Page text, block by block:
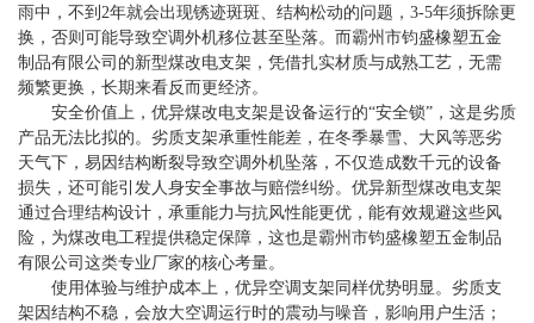
雨中，不到2年就会出现锈迹斑斑、结构松动的问题，3-5年须拆除更
换，否则可能导致空调外机移位甚至坠落。而霸州市钧盛橡塑五金
制品有限公司的新型煤改电支架，凭借扎实材质与成熟工艺，无需
频繁更换，长期来看反而更经济。
安全价值上，优异煤改电支架是设备运行的“安全锁”，这是劣质
产品无法比拟的。劣质支架承重性能差，在冬季暴雪、大风等恶劣
天气下，易因结构断裂导致空调外机坠落，不仅造成数千元的设备
损失，还可能引发人身安全事故与赔偿纠纷。优异新型煤改电支架
通过合理结构设计，承重能力与抗风性能更优，能有效规避这些风
险，为煤改电工程提供稳定保障，这也是霸州市钧盛橡塑五金制品
有限公司这类专业厂家的核心考量。
使用体验与维护成本上，优异空调支架同样优势明显。劣质支
架因结构不稳，会放大空调运行时的震动与噪音，影响用户生活；